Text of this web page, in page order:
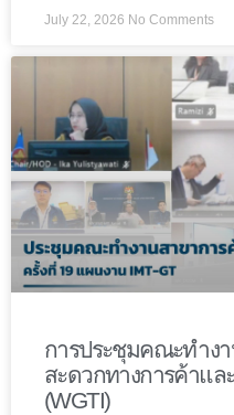
July 22, 2026 No Comments
การประชุมคณะทำง
สะดวกทางการค้าแล
(WGTI)